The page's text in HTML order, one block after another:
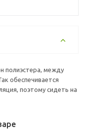
полиэстера, между
обеспечивается
поэтому сидеть на